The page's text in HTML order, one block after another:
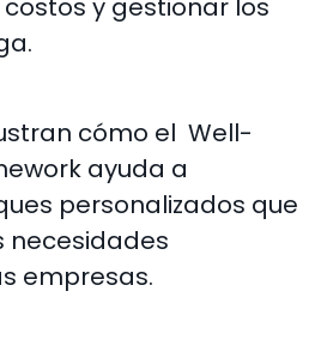
y gestionar los
cómo el Well-
ayuda a
personalizados que
necesidades
empresas.